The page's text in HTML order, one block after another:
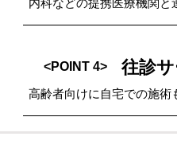
内科などの提携医療機関
<POINT 4> 往診
高齢者向けに自宅での施術